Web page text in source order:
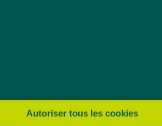
Autoriser tous les cookies
t-il des
aux fins bien